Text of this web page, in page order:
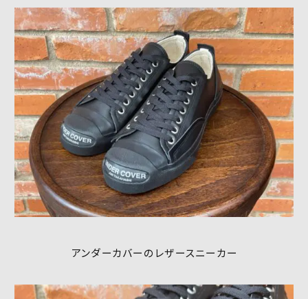
アンダーカバーのレザースニーカー